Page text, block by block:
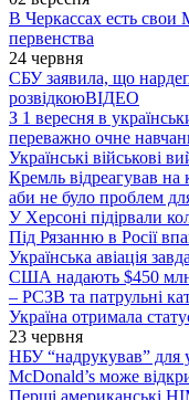
В Черкассах есть
первенства
24 червня
СБУ заявила, що
розвідкоюВІДЕО
З 1 вересня в
переважно очне
Українські військові
Кремль відреагував
аби не було проблем
У Херсоні підірвали
Під Рязанню в Росії
Українська авіація
США надають $450 млн
– РСЗВ та патрульні
Україна отримала
23 червня
НБУ “надрукував” для
McDonald’s може